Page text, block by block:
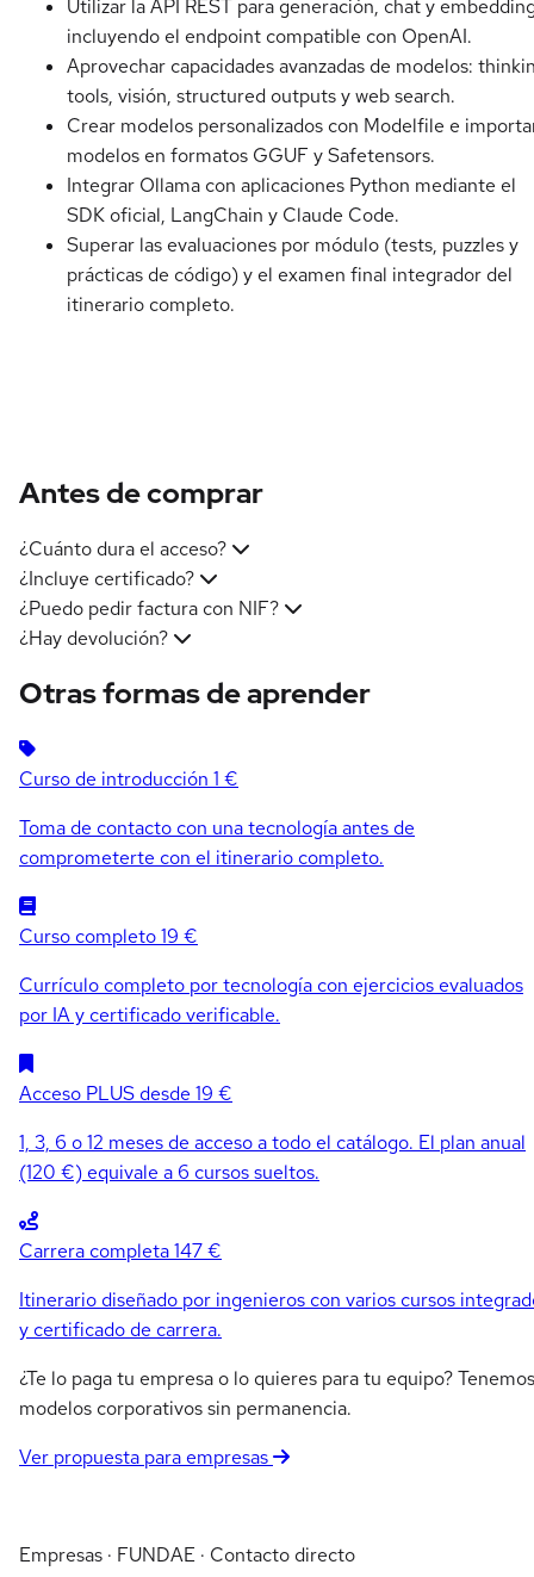
Utilizar la API REST para generación, chat y
incluyendo el endpoint compatible con OpenAI.
Aprovechar capacidades avanzadas de modelos:
tools, visión, structured outputs y web search.
Crear modelos personalizados con Modelfile e
modelos en formatos GGUF y Safetensors.
Integrar Ollama con aplicaciones Python mediante el
SDK oficial, LangChain y Claude Code.
Superar las evaluaciones por módulo (tests, puzzles y
prácticas de código) y el examen final integrador del
itinerario completo.
Antes de comprar
¿Cuánto dura el acceso?
¿Incluye certificado?
¿Puedo pedir factura con NIF?
¿Hay devolución?
Otras formas de aprender
Curso de introducción 1 €
Toma de contacto con una tecnología antes de
comprometerte con el itinerario completo.
Curso completo19 €
Currículo completo por tecnología con ejercicios evaluados
por IA y certificado verificable.
Acceso PLUS desde 19 €
1, 3, 6 o 12 meses de acceso a todo el catálogo. El plan anual
(120 €) equivale a 6 cursos sueltos.
Carrera completa147 €
Itinerario diseñado por ingenieros con varios cursos
y certificado de carrera.
¿Te lo paga tu empresa o lo quieres para tu equipo? Tenemos
modelos corporativos sin permanencia.
Ver propuesta para empresas
Empresas · FUNDAE · Contacto directo